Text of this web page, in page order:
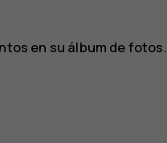
en su álbum de fotos.